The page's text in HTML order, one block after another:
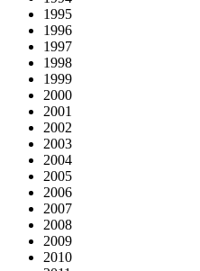
1995
1996
1997
1998
1999
2000
2001
2002
2003
2004
2005
2006
2007
2008
2009
2010